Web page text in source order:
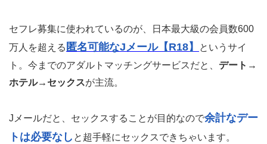
セフレ募集に使われているのが、日本最大級の会員数600
万人を超える 匿名可能なJメール【R18】
というサイ
ト。今までのアダルトマッチングサービスだと、 デート→
ホテル→セックスが主流。
Jメールだと、セックスすることが目的なので余計なデー
トは必要なし と超手軽にセックスできちゃいます。